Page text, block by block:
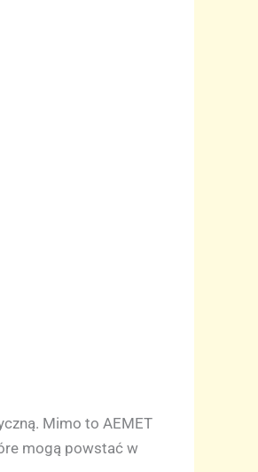
Mimo to AEMET
mogą powstać w